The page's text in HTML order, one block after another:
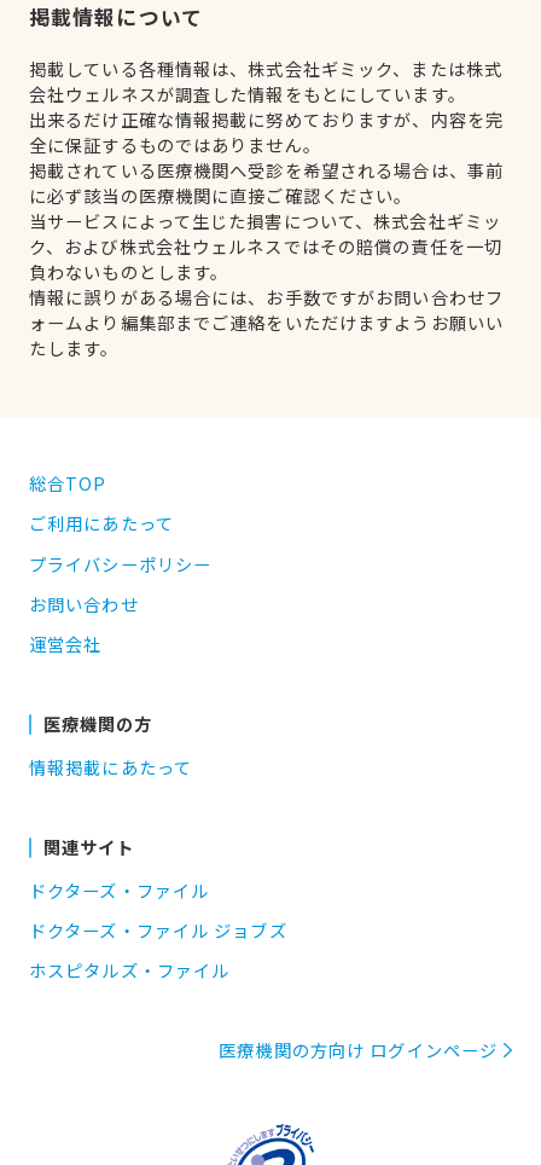
掲載情報について
掲載している各種情報は、株式会社ギミック、または株式
会社ウェルネスが調査した情報をもとにしています。
出来るだけ正確な情報掲載に努めておりますが、内容を完
全に保証するものではありません。
掲載されている医療機関へ受診を希望される場合は、事前
に必ず該当の医療機関に直接ご確認ください。
当サービスによって生じた損害について、株式会社ギミッ
ク、および株式会社ウェルネスではその賠償の責任を一切
負わないものとします。
情報に誤りがある場合には、お手数ですがお問い合わせフ
ォームより編集部までご連絡をいただけますようお願いい
たします。
総合TOP
ご利用にあたって
プライバシーポリシー
お問い合わせ
運営会社
医療機関の方
情報掲載にあたって
関連サイト
ドクターズ・ファイル
ドクターズ・ファイル ジョブズ
ホスピタルズ・ファイル
医療機関の方向け ログインページ